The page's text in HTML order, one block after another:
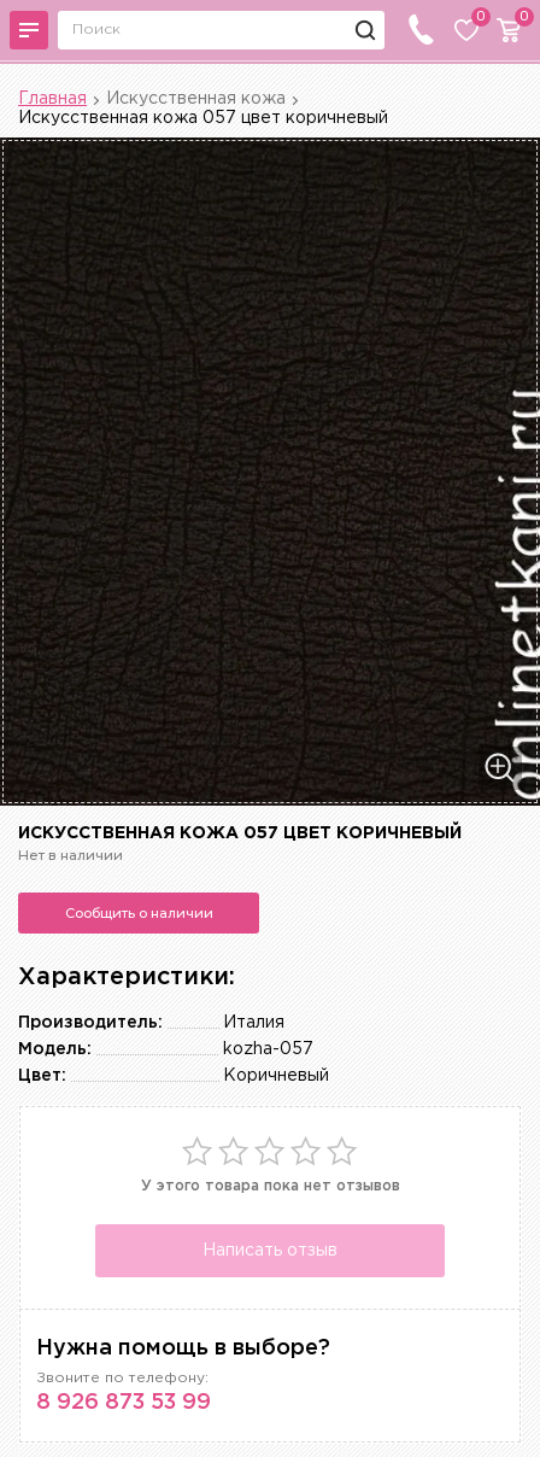
0 0
Главная
Искусственная кожа
Искусственная кожа 057 цвет коричневый
ИСКУССТВЕННАЯ КОЖА 057 ЦВЕТ КОРИЧНЕВЫЙ
Нет в наличии
Сообщить о наличии
Характеристики:
Италия
Производитель:
kozha-057
Модель:
Коричневый
Цвет:
У этого товара пока нет отзывов
Написать отзыв
Нужна помощь в выборе?
Звоните по телефону:
8 926 873 53 99